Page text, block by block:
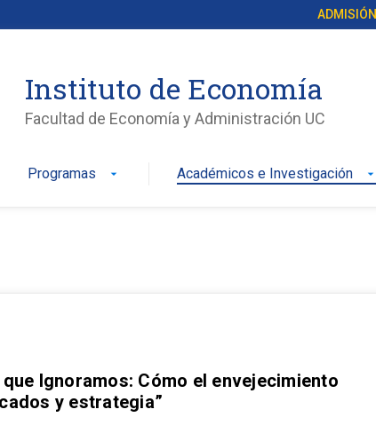
ADMISIÓN
Instituto de Economía
Facultad de Economía y Administración UC
Programas arrow_drop_down Académicos e Investigación arrow_drop_down
Ignoramos: Cómo el envejecimiento
y estrategia”